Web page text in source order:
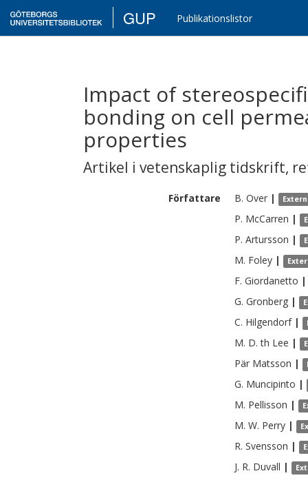
GUP Publikationslistor
Impact of
bonding on cell
properties
Artikel i vetenskaplig tidskrift,
Författare B. Over | Extern
P. McCarren |
P. Artursson |
M. Foley |
F. Giordanetto |
G. Gronberg |
C. Hilgendorf |
M. D. th Lee |
Pär Matsson |
G. Muncipinto |
M. Pellisson |
M. W. Perry |
R. Svensson |
J. R. Duvall |